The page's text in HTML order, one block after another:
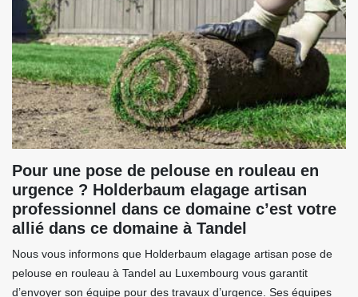
Pour une pose de pelouse en rouleau en
urgence ? Holderbaum elagage artisan
professionnel dans ce domaine c’est votre
allié dans ce domaine à Tandel
Nous vous informons que Holderbaum elagage artisan pose de
pelouse en rouleau à Tandel au Luxembourg vous garantit
d’envoyer son équipe pour des travaux d’urgence. Ses équipes